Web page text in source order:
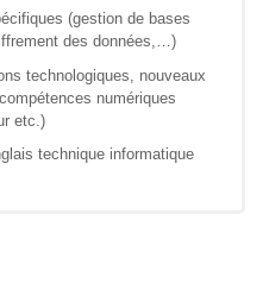
(gestion de bases
des données,…)
technologiques, nouveaux
numériques
etc.)
technique informatique